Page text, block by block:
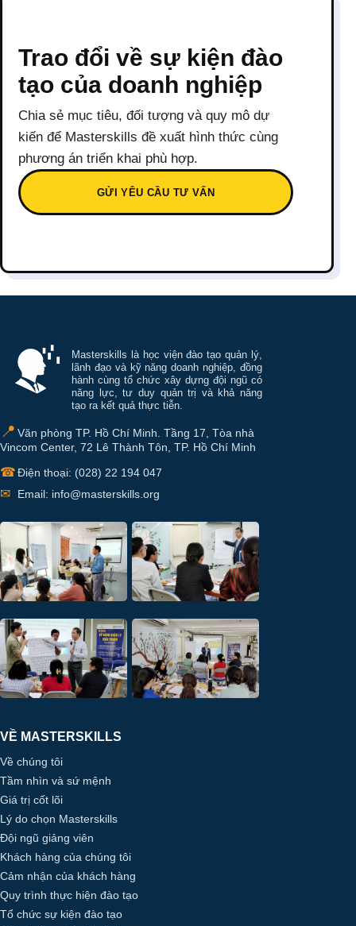
Trao đổi về sự kiện đào
tạo của doanh nghiệp
Chia sẻ mục tiêu, đối tượng và quy mô dự
kiến để Masterskills đề xuất hình thức cùng
phương án triển khai phù hợp.
GỬI YÊU CẦU TƯ VẤN
Thông tin và điều hướng cuối trang
Masterskills là học viện đào tạo quản lý,
lãnh đạo và kỹ năng doanh nghiệp, đồng
hành cùng tổ chức xây dựng đội ngũ có
năng lực, tư duy quản trị và khả năng
tạo ra kết quả thực tiễn.
📍 Văn phòng TP. Hồ Chí Minh. Tầng 17, Tòa nhà
Vincom Center, 72 Lê Thành Tôn, TP. Hồ Chí Minh
☎Điện thoại: (028) 22 194 047
✉ Email: info@masterskills.org
VỀ MASTERSKILLS
Về chúng tôi
Tầm nhìn và sứ mệnh
Giá trị cốt lõi
Lý do chọn Masterskills
Đội ngũ giảng viên
Khách hàng của chúng tôi
Cảm nhận của khách hàng
Quy trình thực hiện đào tạo
Tổ chức sự kiện đào tạo